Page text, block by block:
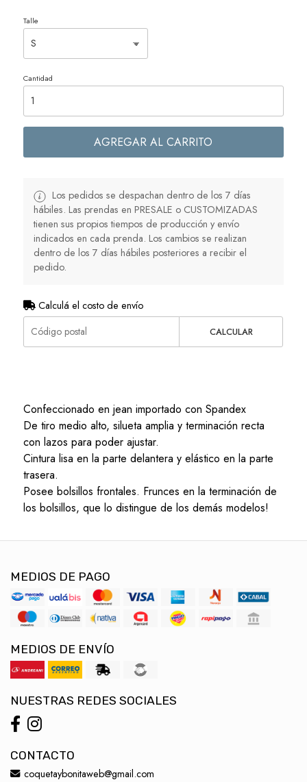
Talle
Cantidad
AGREGAR AL CARRITO
Los pedidos se despachan dentro de los 7 días
hábiles. Las prendas en PRESALE o CUSTOMIZADAS
tienen sus propios tiempos de producción y envío
indicados en cada prenda. Los cambios se realizan
dentro de los 7 días hábiles posteriores a recibir el
pedido.
Calculá el costo de envío
CALCULAR
Confeccionado en jean importado con Spandex
De tiro medio alto, silueta amplia y terminación recta
con lazos para poder ajustar.
Cintura lisa en la parte delantera y elástico en la parte
trasera.
Posee bolsillos frontales. Frunces en la terminación de
los bolsillos, que lo distingue de los demás modelos!
MEDIOS DE PAGO
MEDIOS DE ENVÍO
NUESTRAS REDES SOCIALES
CONTACTO
coquetaybonitaweb@gmail.com